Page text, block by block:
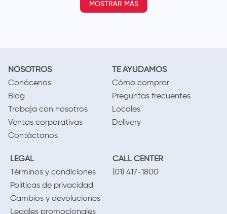
MOSTRAR MÁS
NOSOTROS
Conócenos
Blog
Trabaja con nosotros
Ventas corporativas
Contáctanos
TE AYUDAMOS
Cómo comprar
Preguntas frecuentes
Locales
Delivery
LEGAL
Términos y condiciones
Políticas de privacidad
Cambios y devoluciones
Legales promocionales
CALL CENTER
(01) 417-1800